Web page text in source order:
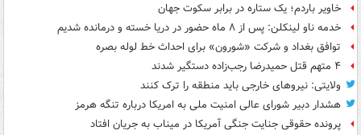
خاویر باردم؛ یک ستاره در برابر سکوت جهان
خدمه ناو لینکلن: پس از ۸ ماه حضور در دریا خسته و درمانده‌ شدیم
توافق بغداد و شرکت «شورون» برای احداث خط لوله بصره
۴ متهم قتل حمیدرضا رجب‌زاده دستگیر شدند
ولایتی: نیروهای خارجی باید منطقه را ترک کنند
هشدار دبیر شورای عالی امنیت ملی به امریکا درباره تنگه هرمز
پرونده حقوقی جنایت جنگی آمریکا در میناب به جریان افتاد